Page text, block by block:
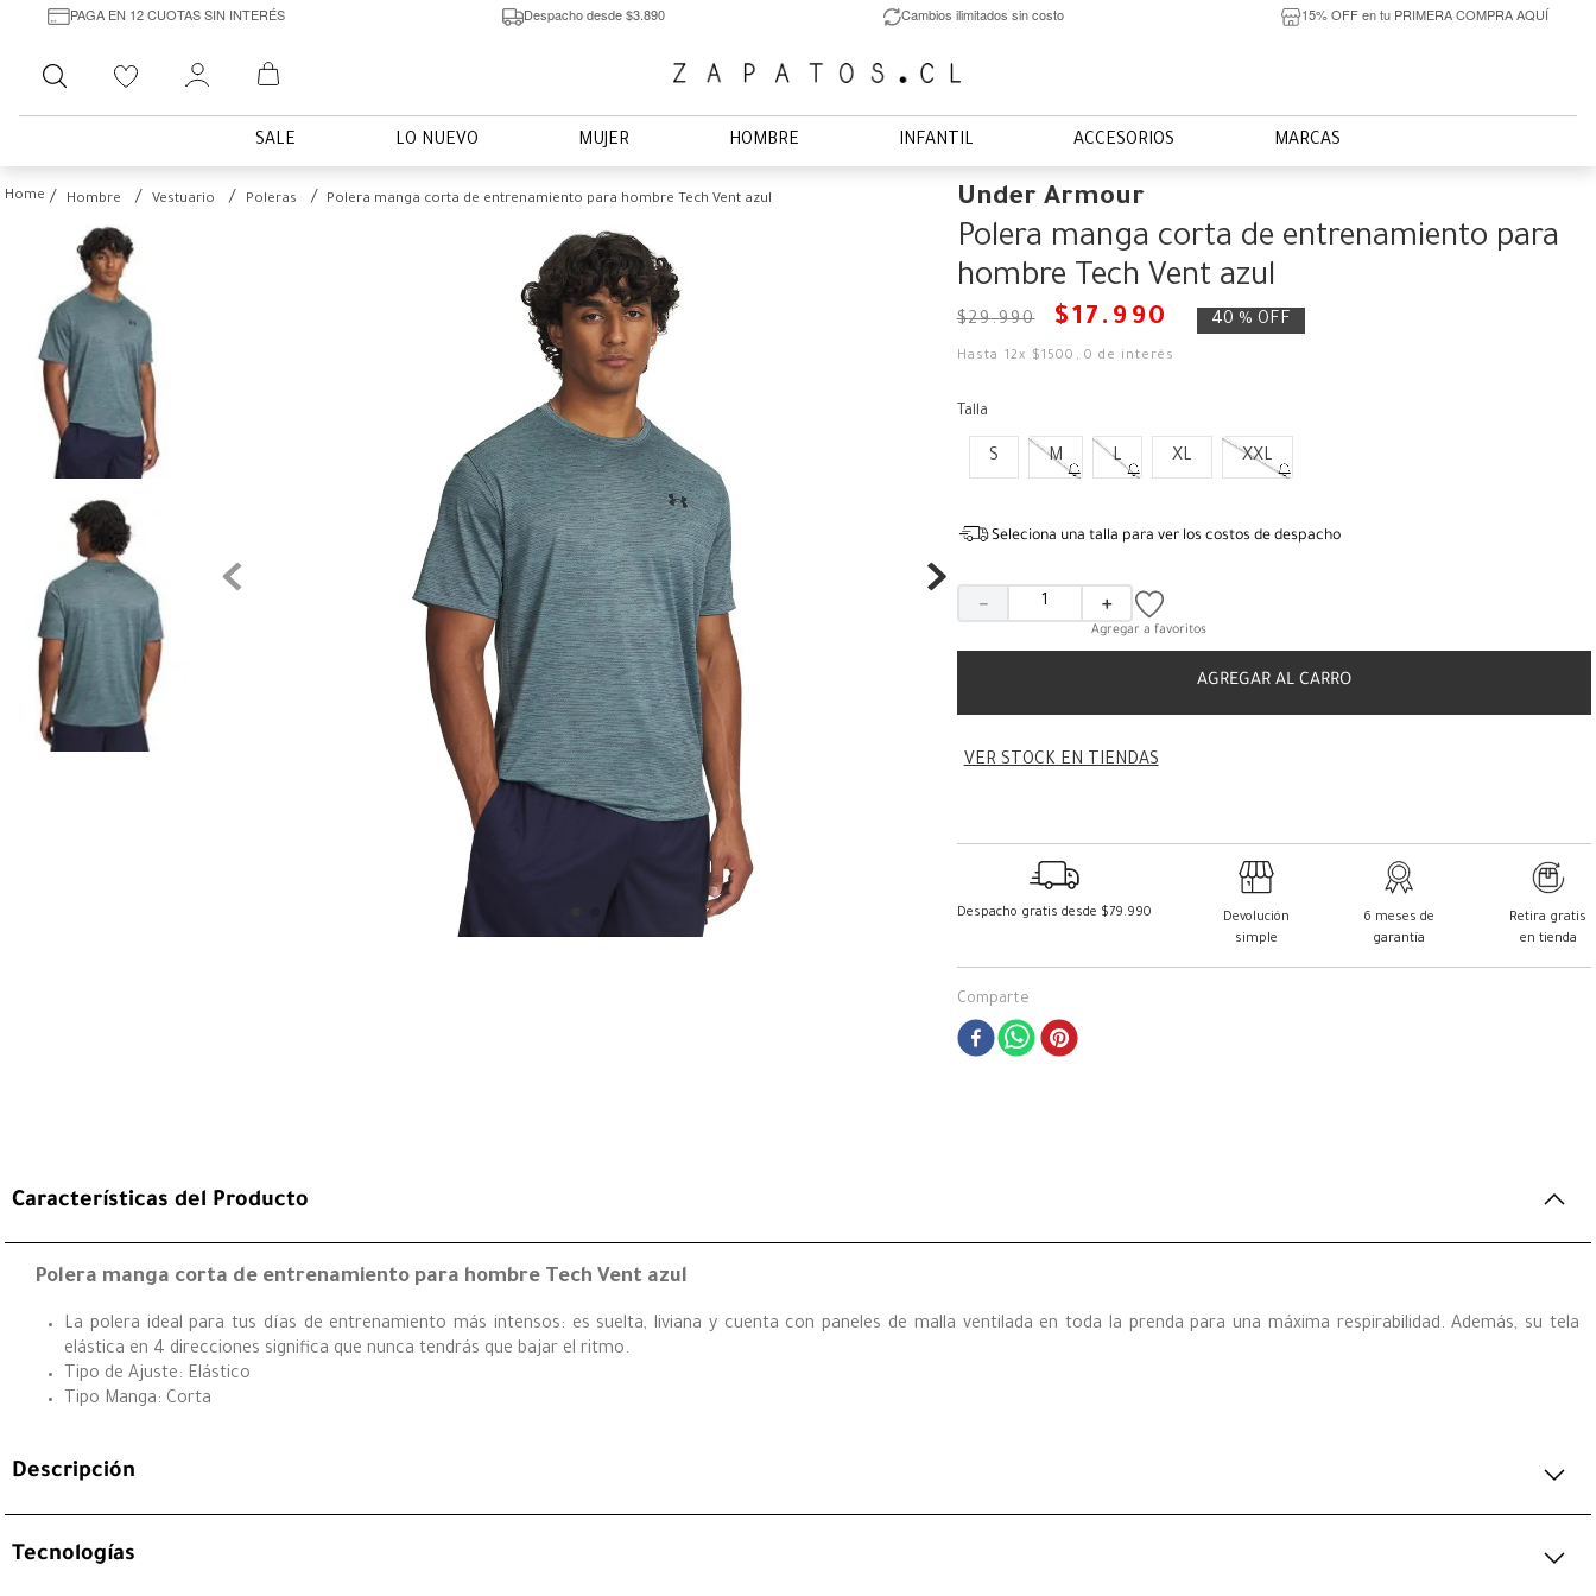
PAGA EN 12 CUOTAS SIN INTERÉS Despacho desde $3.890 Cambios ilimitados sin costo 15% OFF en tu PRIMERA COMPRA AQUÍ
Buscar
SALE LO NUEVO MUJER HOMBRE INFANTIL ACCESORIOS MARCAS
Hombre Vestuario Poleras Polera manga corta de entrenamiento para hombre Tech Vent azul Under Armour
Polera manga corta de entrenamiento para
hombre Tech Vent azul
$29.990 $17 . 990 40 % OFF
Hasta 12x $1500 ,0 de interés
Talla
S M L XL XXL
Seleciona una talla para ver los costos de despacho
＋
－
AGREGAR AL CARRO
VER STOCK EN TIENDAS
Despacho gratis desde $79.990
Devolución
simple
6 meses de
garantía
Retira gratis
en tienda
Comparte
Características del Producto
Polera manga corta de entrenamiento para hombre Tech Vent azul
La polera ideal para tus días de entrenamiento más intensos: es suelta, liviana y cuenta con paneles de malla ventilada en toda la prenda para una máxima respirabilidad. Además, su tela
elástica en 4 direcciones significa que nunca tendrás que bajar el ritmo.
Tipo de Ajuste: Elástico
Tipo Manga: Corta
Descripción
Tecnologías